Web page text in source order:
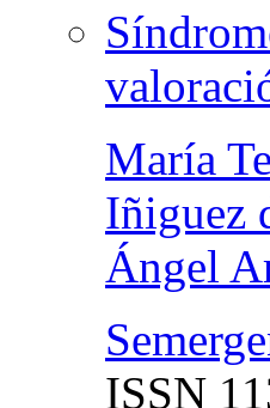
María
Iñiguez
Ángel
ISSN